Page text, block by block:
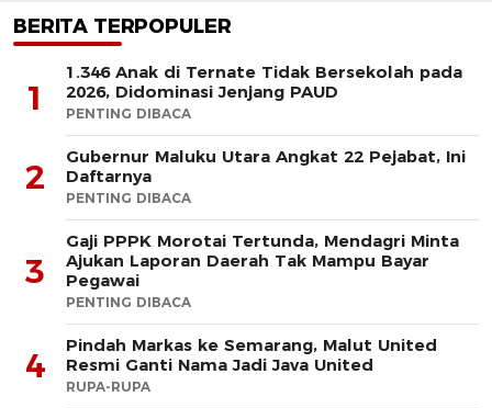
BERITA TERPOPULER
1
1.346 Anak di Ternate Tidak Bersekolah pada
2026, Didominasi Jenjang PAUD
PENTING DIBACA
2
Gubernur Maluku Utara Angkat 22 Pejabat, Ini
Daftarnya
PENTING DIBACA
3
Gaji PPPK Morotai Tertunda, Mendagri Minta
Ajukan Laporan Daerah Tak Mampu Bayar
Pegawai
PENTING DIBACA
4
Pindah Markas ke Semarang, Malut United
Resmi Ganti Nama Jadi Java United
RUPA-RUPA